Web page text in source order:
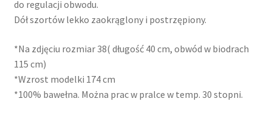
do regulacji obwodu.
Dół szortów lekko zaokrąglony i postrzępiony.
*Na zdjęciu rozmiar 38( długość 40 cm, obwód w biodrach
115 cm)
*Wzrost modelki 174 cm
*100% bawełna. Można prac w pralce w temp. 30 stopni.